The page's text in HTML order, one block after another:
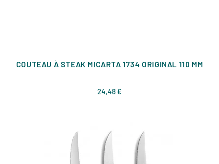
COUTEAU À STEAK MICARTA 1734 ORIGINAL 110 MM
24,48 €